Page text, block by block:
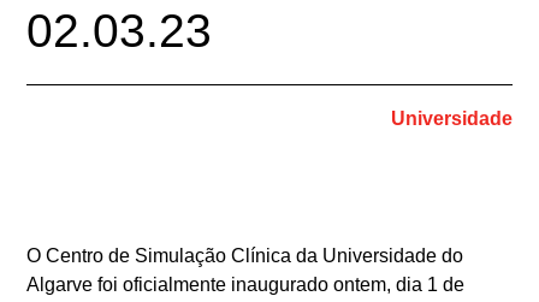
02.03.23
Universidade
O Centro de Simulação Clínica da Universidade do
Algarve foi oficialmente inaugurado ontem, dia 1 de